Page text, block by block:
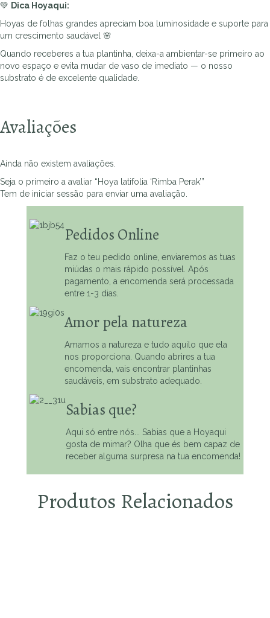
💚 Dica Hoyaqui:
Hoyas de folhas grandes apreciam boa luminosidade e suporte para
um crescimento saudável 🌸
Quando receberes a tua plantinha, deixa-a ambientar-se primeiro ao
novo espaço e evita mudar de vaso de imediato — o nosso
substrato é de excelente qualidade.
Avaliações
Ainda não existem avaliações.
Seja o primeiro a avaliar “Hoya latifolia ‘Rimba Perak’”
Tem de iniciar sessão para enviar uma avaliação.
Pedidos Online
Faz o teu pedido online, enviaremos as tuas
miúdas o mais rápido possível. Após
pagamento, a encomenda será processada
entre 1-3 dias.
Amor pela natureza
Amamos a natureza e tudo aquilo que ela
nos proporciona. Quando abrires a tua
encomenda, vais encontrar plantinhas
saudáveis, em substrato adequado.
Sabias que?
Aqui só entre nós... Sabias que a Hoyaqui
gosta de mimar? Olha que és bem capaz de
receber alguma surpresa na tua encomenda!
Produtos Relacionados